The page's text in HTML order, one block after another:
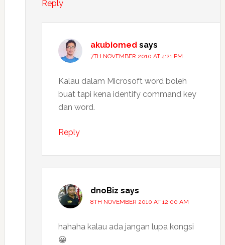
Reply
akubiomed says
7TH NOVEMBER 2010 AT 4:21 PM
Kalau dalam Microsoft word boleh
buat tapi kena identify command key
dan word.
Reply
dnoBiz says
8TH NOVEMBER 2010 AT 12:00 AM
hahaha kalau ada jangan lupa kongsi
😀